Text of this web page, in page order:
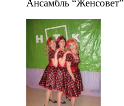
Ансамбль “Женсовет”